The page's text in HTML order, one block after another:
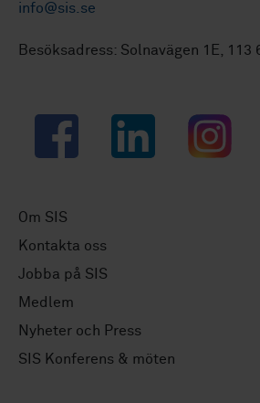
info@sis.se
Besöksadress: Solnavägen 1E, 113
Facebook LinkedIn Instagram
Om SIS
Kontakta oss
Jobba på SIS
Medlem
Nyheter och Press
SIS Konferens & möten